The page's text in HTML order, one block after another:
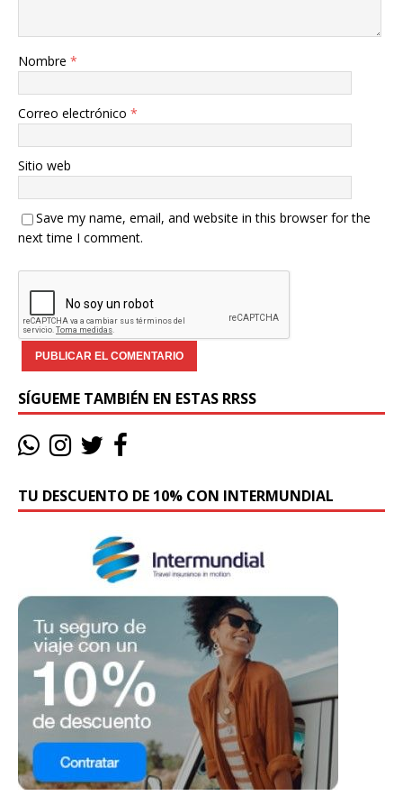
Nombre *
Correo electrónico *
Sitio web
Save my name, email, and website in this browser for the
next time I comment.
SÍGUEME TAMBIÉN EN ESTAS RRSS
TU DESCUENTO DE 10% CON INTERMUNDIAL